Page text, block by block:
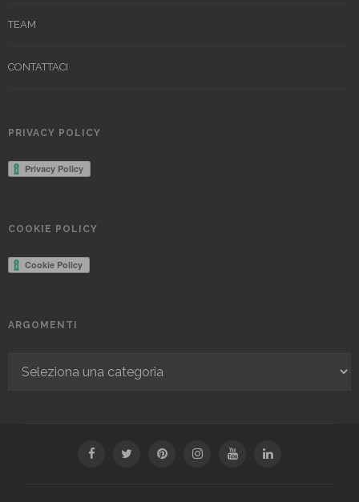
TEAM
CONTATTACI
PRIVACY POLICY
COOKIE POLICY
ARGOMENTI